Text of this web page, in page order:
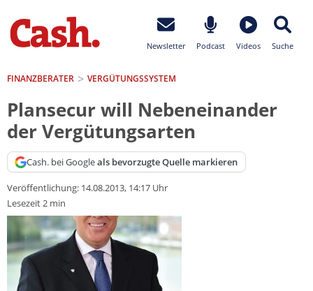
Newsletter Podcast Videos Suche
FINANZBERATER VERGÜTUNGSSYSTEM
Plansecur will Nebeneinander
der Vergütungsarten
Cash. bei Googleals bevorzugte Quelle markieren
Veröffentlichung: 14.08.2013, 14:17 Uhr
Lesezeit 2 min